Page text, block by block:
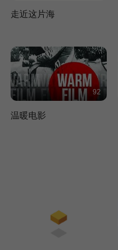
走近这片海
92
温暖电影